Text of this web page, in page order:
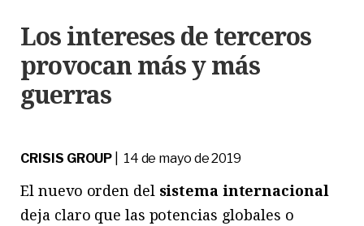
Los intereses de terceros
provocan más y más
guerras
CRISIS GROUP | 14 de mayo de 2019
El nuevo orden del sistema internacional
deja claro que las potencias globales o